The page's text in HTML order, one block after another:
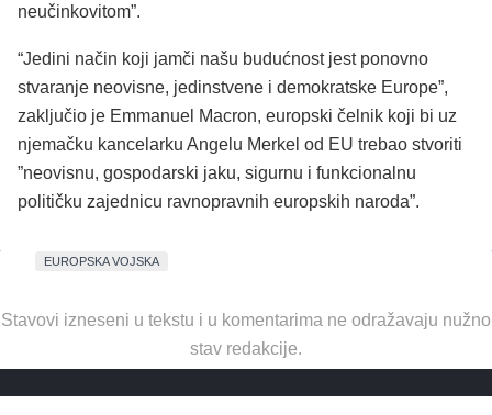
neučinkovitom”.
“Jedini način koji jamči našu budućnost jest ponovno
stvaranje neovisne, jedinstvene i demokratske Europe”,
zaključio je Emmanuel Macron, europski čelnik koji bi uz
njemačku kancelarku Angelu Merkel od EU trebao stvoriti
”neovisnu, gospodarski jaku, sigurnu i funkcionalnu
političku zajednicu ravnopravnih europskih naroda”.
EUROPSKA VOJSKA
Stavovi izneseni u tekstu i u komentarima ne odražavaju nužno
stav redakcije.